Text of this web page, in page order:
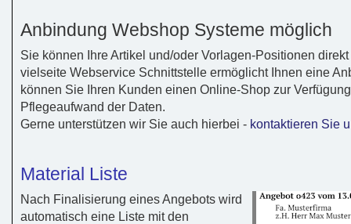
Anbindung Webshop Systeme möglich
Sie können Ihre Artikel und/oder Vorlagen-Positionen
vielseite Webservice Schnittstelle ermöglicht Ihnen eine
können Sie Ihren Kunden einen Online-Shop zur
Pflegeaufwand der Daten.
Gerne unterstützen wir Sie auch hierbei - kontaktieren Sie
Material Liste
Nach Finalisierung eines Angebots wird
automatisch eine Liste mit den